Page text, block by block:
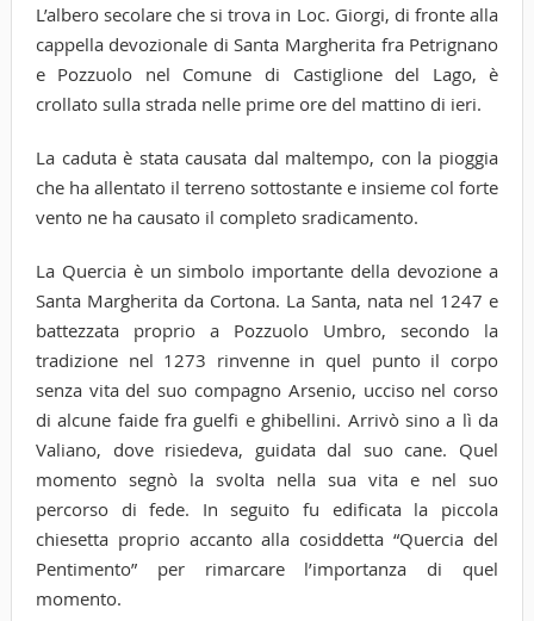
L’albero secolare che si trova in Loc. Giorgi, di fronte alla
cappella devozionale di Santa Margherita fra Petrignano
e Pozzuolo nel Comune di Castiglione del Lago, è
crollato sulla strada nelle prime ore del mattino di ieri.
La caduta è stata causata dal maltempo, con la pioggia
che ha allentato il terreno sottostante e insieme col forte
vento ne ha causato il completo sradicamento.
La Quercia è un simbolo importante della devozione a
Santa Margherita da Cortona. La Santa, nata nel 1247 e
battezzata proprio a Pozzuolo Umbro, secondo la
tradizione nel 1273 rinvenne in quel punto il corpo
senza vita del suo compagno Arsenio, ucciso nel corso
di alcune faide fra guelfi e ghibellini. Arrivò sino a lì da
Valiano, dove risiedeva, guidata dal suo cane. Quel
momento segnò la svolta nella sua vita e nel suo
percorso di fede. In seguito fu edificata la piccola
chiesetta proprio accanto alla cosiddetta “Quercia del
Pentimento” per rimarcare l’importanza di quel
momento.